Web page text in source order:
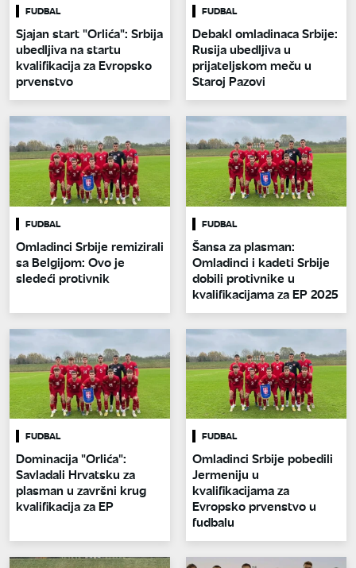
FUDBAL
Sjajan start "Orlića": Srbija
ubedljiva na startu
kvalifikacija za Evropsko
prvenstvo
FUDBAL
Debakl omladinaca Srbije:
Rusija ubedljiva u
prijateljskom meču u
Staroj Pazovi
FUDBAL
Omladinci Srbije remizirali
sa Belgijom: Ovo je
sledeći protivnik
FUDBAL
Šansa za plasman:
Omladinci i kadeti Srbije
dobili protivnike u
kvalifikacijama za EP 2025
FUDBAL
Dominacija "Orlića":
Savladali Hrvatsku za
plasman u završni krug
kvalifikacija za EP
FUDBAL
Omladinci Srbije pobedili
Jermeniju u
kvalifikacijama za
Evropsko prvenstvo u
fudbalu